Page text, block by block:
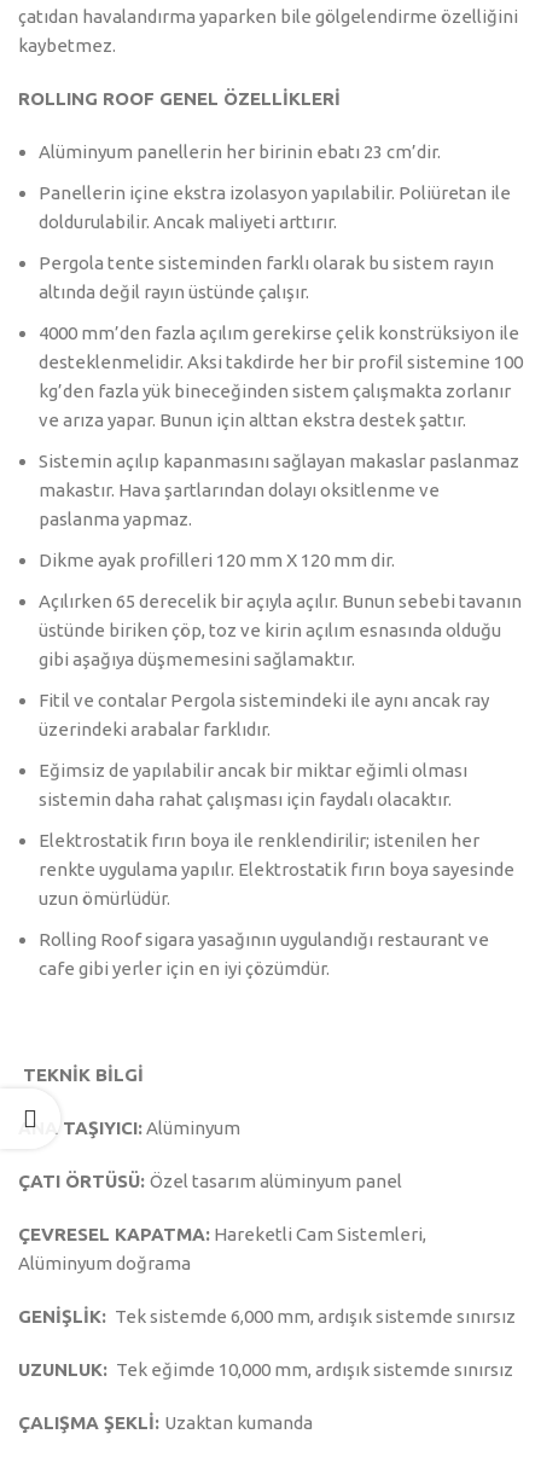
çatıdan havalandırma yaparken bile gölgelendirme özelliğini
kaybetmez.
ROLLING ROOF GENEL ÖZELLİKLERİ
Alüminyum panellerin her birinin ebatı 23 cm’dir.
Panellerin içine ekstra izolasyon yapılabilir. Poliüretan ile
doldurulabilir. Ancak maliyeti arttırır.
Pergola tente sisteminden farklı olarak bu sistem rayın
altında değil rayın üstünde çalışır.
4000 mm’den fazla açılım gerekirse çelik konstrüksiyon ile
desteklenmelidir. Aksi takdirde her bir profil sistemine 100
kg’den fazla yük bineceğinden sistem çalışmakta zorlanır
ve arıza yapar. Bunun için alttan ekstra destek şattır.
Sistemin açılıp kapanmasını sağlayan makaslar paslanmaz
makastır. Hava şartlarından dolayı oksitlenme ve
paslanma yapmaz.
Dikme ayak profilleri 120 mm X 120 mm dir.
Açılırken 65 derecelik bir açıyla açılır. Bunun sebebi tavanın
üstünde biriken çöp, toz ve kirin açılım esnasında olduğu
gibi aşağıya düşmemesini sağlamaktır.
Fitil ve contalar Pergola sistemindeki ile aynı ancak ray
üzerindeki arabalar farklıdır.
Eğimsiz de yapılabilir ancak bir miktar eğimli olması
sistemin daha rahat çalışması için faydalı olacaktır.
Elektrostatik fırın boya ile renklendirilir; istenilen her
renkte uygulama yapılır. Elektrostatik fırın boya sayesinde
uzun ömürlüdür.
Rolling Roof sigara yasağının uygulandığı restaurant ve
cafe gibi yerler için en iyi çözümdür.
TEKNİK BİLGİ
ANA TAŞIYICI:Alüminyum
ÇATI ÖRTÜSÜ: Özel tasarım alüminyum panel
ÇEVRESEL KAPATMA: Hareketli Cam Sistemleri,
Alüminyum doğrama
GENİŞLİK: Tek sistemde 6,000 mm, ardışık sistemde sınırsız
UZUNLUK: Tek eğimde 10,000 mm, ardışık sistemde sınırsız
ÇALIŞMA ŞEKLİ: Uzaktan kumanda